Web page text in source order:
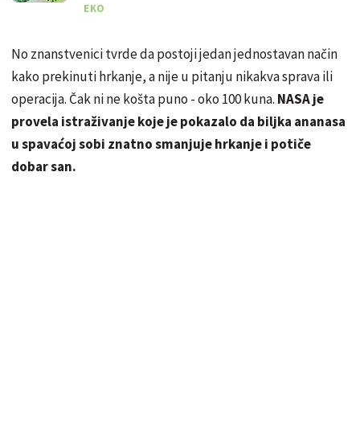
EKO
No znanstvenici tvrde da postoji jedan jednostavan način
kako prekinuti hrkanje, a nije u pitanju nikakva sprava ili
operacija. Čak ni ne košta puno - oko 100 kuna. NASA je
provela istraživanje koje je pokazalo da biljka ananasa
u spavaćoj sobi znatno smanjuje hrkanje i potiče
dobar san.